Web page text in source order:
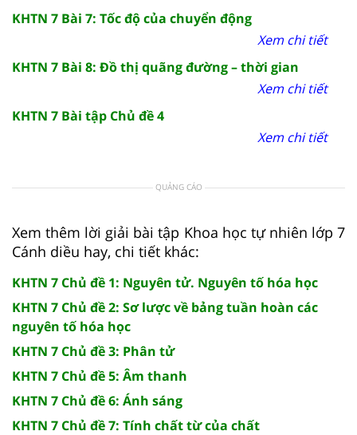
KHTN 7 Bài 7: Tốc độ của chuyển động
Xem chi tiết
KHTN 7 Bài 8: Đồ thị quãng đường – thời gian
Xem chi tiết
KHTN 7 Bài tập Chủ đề 4
Xem chi tiết
QUẢNG CÁO
Xem thêm lời giải bài tập Khoa học tự nhiên lớp 7
Cánh diều hay, chi tiết khác:
KHTN 7 Chủ đề 1: Nguyên tử. Nguyên tố hóa học
KHTN 7 Chủ đề 2: Sơ lược về bảng tuần hoàn các
nguyên tố hóa học
KHTN 7 Chủ đề 3: Phân tử
KHTN 7 Chủ đề 5: Âm thanh
KHTN 7 Chủ đề 6: Ánh sáng
KHTN 7 Chủ đề 7: Tính chất từ của chất